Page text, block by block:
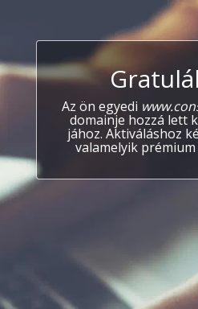
Az ön egyedi
domainje hozzá lett
jához. Aktiváláshoz
valamelyik